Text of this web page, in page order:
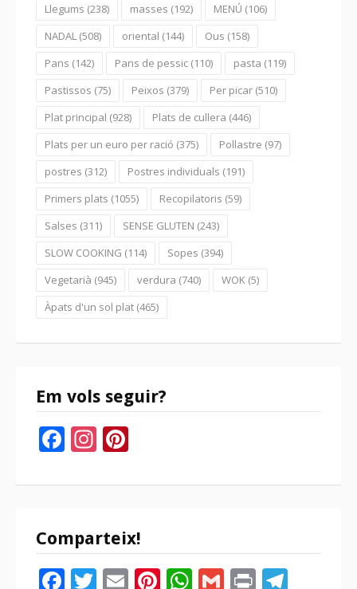
Llegums (238) masses (192) MENÚ (106)
NADAL (508) oriental (144) Ous (158)
Pans (142) Pans de pessic (110) pasta (119)
Pastissos (75) Peixos (379) Per picar (510)
Plat principal (928) Plats de cullera (446)
Plats per un euro per ració (375) Pollastre (97)
postres (312) Postres individuals (191)
Primers plats (1055) Recopilatoris (59)
Salses (311) SENSE GLUTEN (243)
SLOW COOKING (114) Sopes (394)
Vegetarià (945) verdura (740) WOK (5)
Àpats d'un sol plat (465)
Em vols seguir?
Facebook
Instagram
Comparteix!
Facebook
Twitter
EmailPinterest
WhatsApp
Gmail
Print